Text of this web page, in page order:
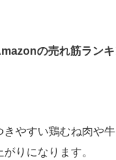
レクトロニクス専門サイト
の売れ筋ラン
やすい鶏むね肉や牛
りになります。